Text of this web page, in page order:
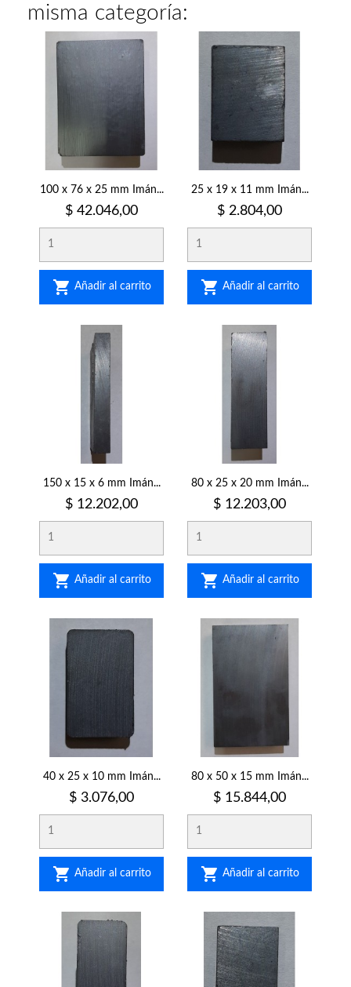
misma categoría:
100 x 76 x 25 mm Imán...
Precio
$ 42.046,00
 Añadir al carrito
25 x 19 x 11 mm Imán...
Precio
$ 2.804,00
 Añadir al carrito
150 x 15 x 6 mm Imán...
Precio
$ 12.202,00
 Añadir al carrito
80 x 25 x 20 mm Imán...
Precio
$ 12.203,00
 Añadir al carrito
40 x 25 x 10 mm Imán...
Precio
$ 3.076,00
 Añadir al carrito
80 x 50 x 15 mm Imán...
Precio
$ 15.844,00
 Añadir al carrito